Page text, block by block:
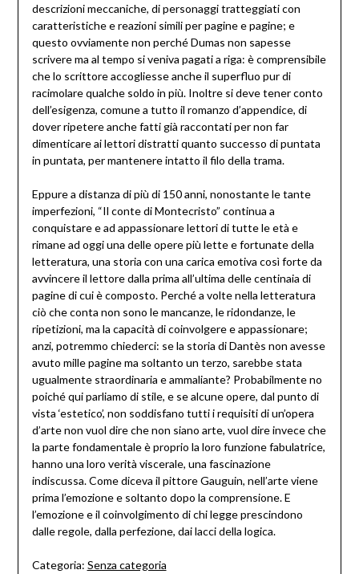
descrizioni meccaniche, di personaggi tratteggiati con
caratteristiche e reazioni simili per pagine e pagine; e
questo ovviamente non perché Dumas non sapesse
scrivere ma al tempo si veniva pagati a riga: è comprensibile
che lo scrittore accogliesse anche il superfluo pur di
racimolare qualche soldo in più. Inoltre si deve tener conto
dell’esigenza, comune a tutto il romanzo d’appendice, di
dover ripetere anche fatti già raccontati per non far
dimenticare ai lettori distratti quanto successo di puntata
in puntata, per mantenere intatto il filo della trama.
Eppure a distanza di più di 150 anni, nonostante le tante
imperfezioni, “Il conte di Montecristo” continua a
conquistare e ad appassionare lettori di tutte le età e
rimane ad oggi una delle opere più lette e fortunate della
letteratura, una storia con una carica emotiva così forte da
avvincere il lettore dalla prima all’ultima delle centinaia di
pagine di cui è composto. Perché a volte nella letteratura
ciò che conta non sono le mancanze, le ridondanze, le
ripetizioni, ma la capacità di coinvolgere e appassionare;
anzi, potremmo chiederci: se la storia di Dantès non avesse
avuto mille pagine ma soltanto un terzo, sarebbe stata
ugualmente straordinaria e ammaliante? Probabilmente no
poiché qui parliamo di stile, e se alcune opere, dal punto di
vista ‘estetico’, non soddisfano tutti i requisiti di un’opera
d’arte non vuol dire che non siano arte, vuol dire invece che
la parte fondamentale è proprio la loro funzione fabulatrice,
hanno una loro verità viscerale, una fascinazione
indiscussa. Come diceva il pittore Gauguin, nell’arte viene
prima l’emozione e soltanto dopo la comprensione. E
l’emozione e il coinvolgimento di chi legge prescindono
dalle regole, dalla perfezione, dai lacci della logica.
Categoria: Senza categoria